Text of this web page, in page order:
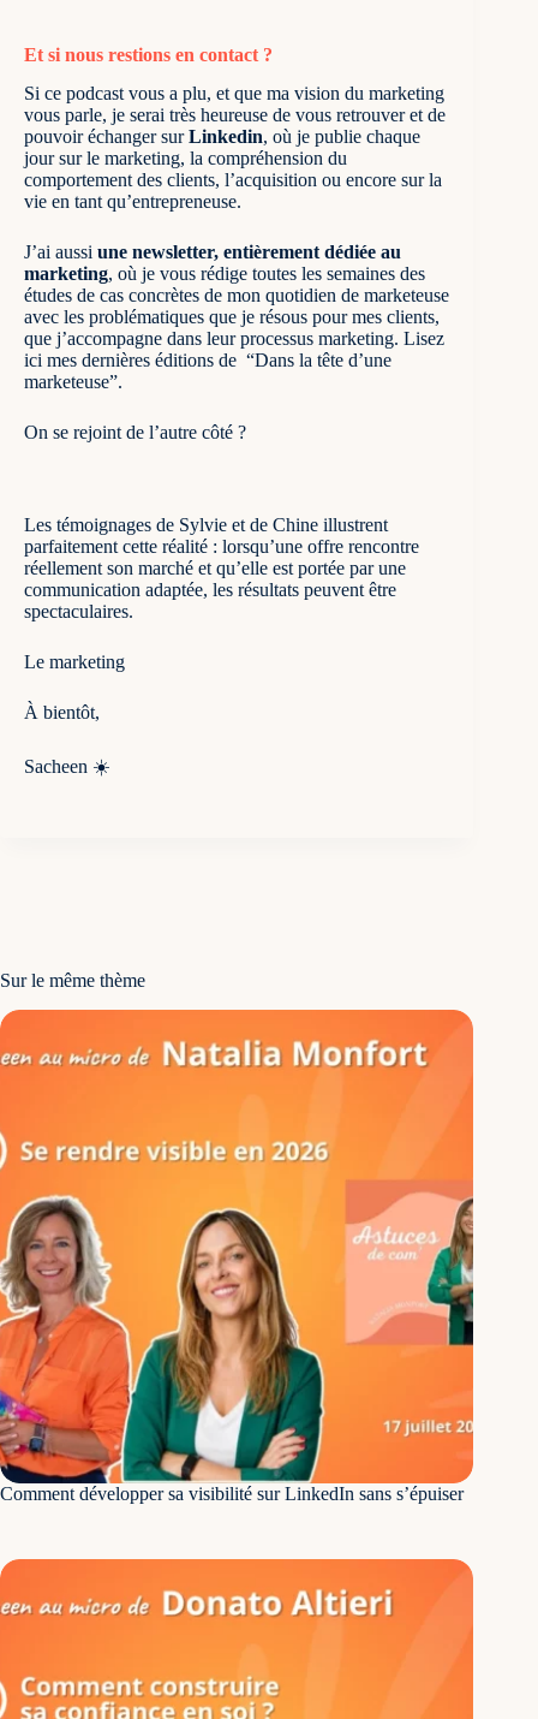
Et si nous restions en contact ?
Si ce podcast vous a plu, et que ma vision du marketing
vous parle, je serai très heureuse de vous retrouver et de
pouvoir échanger sur Linkedin, où je publie chaque
jour sur le marketing, la compréhension du
comportement des clients, l’acquisition ou encore sur la
vie en tant qu’entrepreneuse.
J’ai aussi une newsletter, entièrement dédiée au
marketing, où je vous rédige toutes les semaines des
études de cas concrètes de mon quotidien de marketeuse
avec les problématiques que je résous pour mes clients,
que j’accompagne dans leur processus marketing. Lisez
ici mes dernières éditions de “Dans la tête d’une
marketeuse”.
On se rejoint de l’autre côté ?
Les témoignages de Sylvie et de Chine illustrent
parfaitement cette réalité : lorsqu’une offre rencontre
réellement son marché et qu’elle est portée par une
communication adaptée, les résultats peuvent être
spectaculaires.
Le marketing
À bientôt,
Sacheen ☀️
Sur le même thème
Comment développer sa visibilité sur LinkedIn sans s’épuiser